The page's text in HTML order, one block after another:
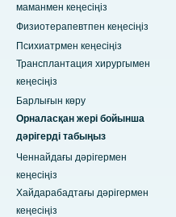
маманмен кеңесіңіз
Физиотерапевтпен кеңесіңіз
Психиатрмен кеңесіңіз
Трансплантация хирургымен
кеңесіңіз
Барлығын көру
Орналасқан жері бойынша
дәрігерді табыңыз
Ченнайдағы дәрігермен
кеңесіңіз
Хайдарабадтағы дәрігермен
кеңесіңіз